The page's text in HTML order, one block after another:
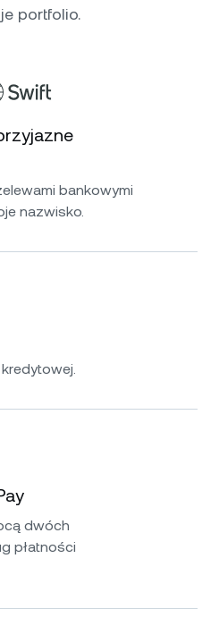
portfolio.
bankowymi
nazwisko.
dwóch
płatności